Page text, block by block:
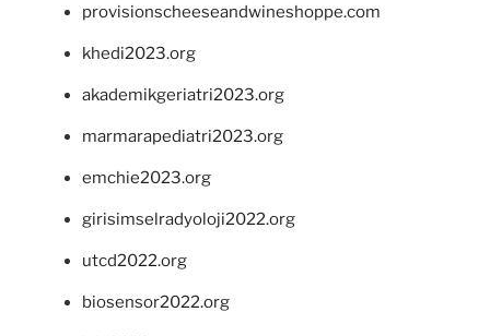
provisionscheeseandwineshoppe.com
khedi2023.org
akademikgeriatri2023.org
marmarapediatri2023.org
emchie2023.org
girisimselradyoloji2022.org
utcd2022.org
biosensor2022.org